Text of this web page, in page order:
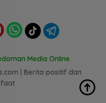
Media Online
| Berita positif dan